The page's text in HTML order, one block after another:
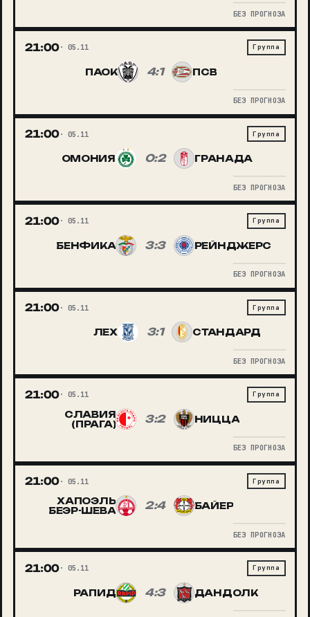
БЕЗ ПРОГНОЗА
21:00 05.11 Группа
ПАОК 4:1 ПСВ
БЕЗ ПРОГНОЗА
21:00 05.11 Группа
ОМОНИЯ 0:2 ГРАНАДА
БЕЗ ПРОГНОЗА
21:00 05.11 Группа
БЕНФИКА 3:3 РЕЙНДЖЕРС
БЕЗ ПРОГНОЗА
21:00 05.11 Группа
ЛЕХ 3:1 СТАНДАРД
БЕЗ ПРОГНОЗА
21:00 05.11 Группа
СЛАВИЯ
(ПРАГА)
3:2 НИЦЦА
БЕЗ ПРОГНОЗА
21:00 05.11 Группа
ХАПОЭЛЬ
БЕЭР-ШЕВА
2:4 БАЙЕР
БЕЗ ПРОГНОЗА
21:00 05.11 Группа
РАПИД 4:3 ДАНДОЛК